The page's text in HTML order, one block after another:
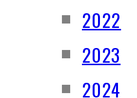
2022
2023
2024